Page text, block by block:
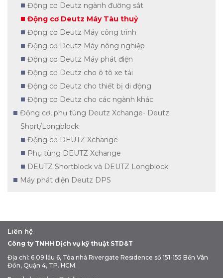
Động cơ Deutz ngành đường sắt
Động cơ Deutz Máy Tàu thuỷ
Động cơ Deutz Máy công trình
Động cơ Deutz Máy nông nghiệp
Động cơ Deutz Máy phát điện
Động cơ Deutz cho ô tô xe tải
Động cơ Deutz cho thiết bị di động
Động cơ Deutz cho các ngành khác
Động cơ, phụ tùng Deutz Xchange- Deutz
Short/Longblock
Động cơ DEUTZ Xchange
Phụ tùng DEUTZ Xchange
DEUTZ Shortblock và DEUTZ Longblock
Máy phát điện Deutz DPS
Liên hệ
Công ty TNHH Dịch vụ kỹ thuật STD&T
Địa chỉ: 6.09 lầu 6, Tòa nhà Rivergate Residence số 151-155 Bến Vân
Đồn, Quận 4, TP. HCM.